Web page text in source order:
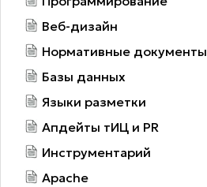
Веб-дизайн
Нормативные документы
Базы данных
Языки разметки
Апдейты тИЦ и PR
Инструментарий
Apache